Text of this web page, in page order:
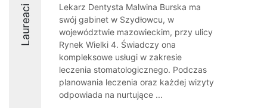
Laureaci
Lekarz Dentysta Malwina Burska ma
swój gabinet w Szydłowcu, w
województwie mazowieckim, przy ulicy
Rynek Wielki 4. Świadczy ona
kompleksowe usługi w zakresie
leczenia stomatologicznego. Podczas
planowania leczenia oraz każdej wizyty
odpowiada na nurtujące ...